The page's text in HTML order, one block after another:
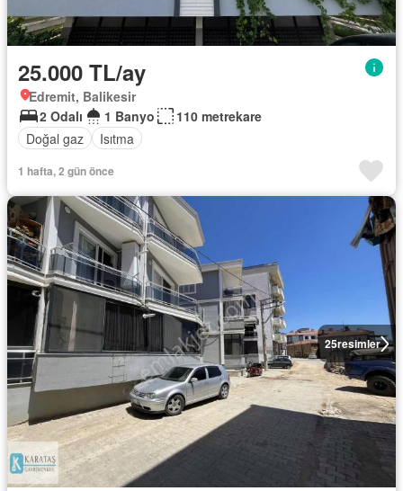
25.000 TL/ay
Edremit, Balikesir
2 Odalı
1 Banyo
110 metrekare
Doğal gaz
Isıtma
1 hafta, 2 gün önce
25resimler